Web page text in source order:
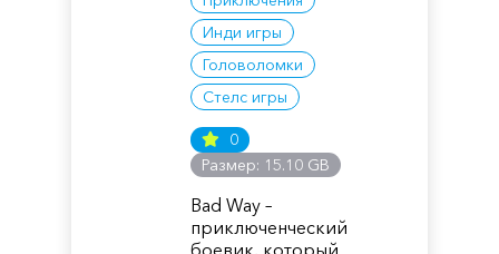
Инди игры
Головоломки
Стелс игры
0
Размер: 15.10 GB
Bad Way –
приключенческий
боевик, который